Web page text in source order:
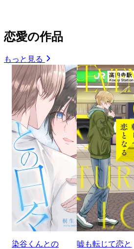
恋愛の作品
もっと見る
染谷くんとの
嘘も転じて恋と